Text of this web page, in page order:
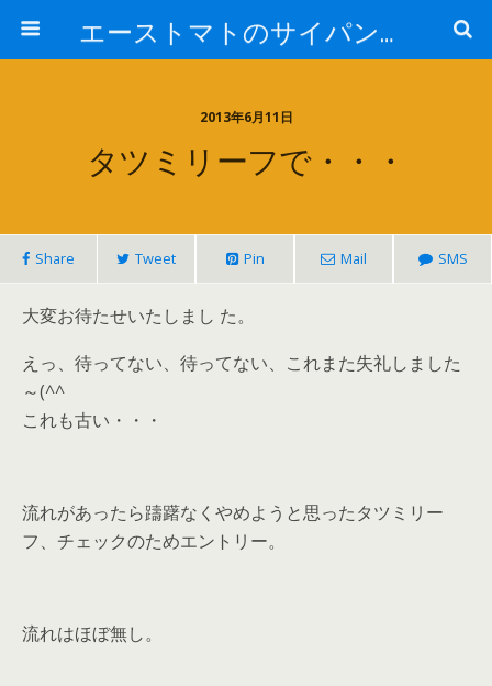
エーストマトのサイパンダイビング日記
2013年6月11日
タツミリーフで・・・
Share Tweet Pin Mail SMS
大変お待たせいたしまし た。
えっ、待ってない、待ってない、これまた失礼しました
～(^^ゞ
これも古い・・・
流れがあったら躊躇なくやめようと思ったタツミリー
フ、チェックのためエントリー。
流れはほぼ無し。